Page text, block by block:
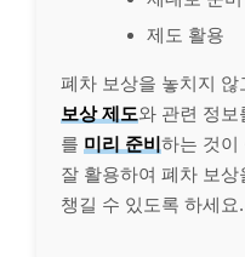
제도 활용
폐차 보상을 놓치지
보상 제도와 관련 정보
를 미리 준비하는 것이
잘 활용하여 폐차 보
챙길 수 있도록 하세요.